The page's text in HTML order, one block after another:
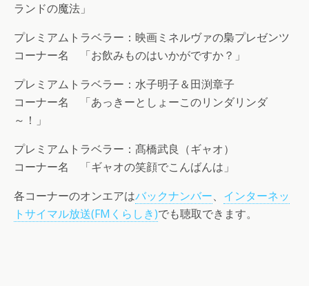
ランドの魔法」
プレミアムトラベラー：映画ミネルヴァの梟プレゼンツ
コーナー名 「お飲みものはいかがですか？」
プレミアムトラベラー：水子明子＆田渕章子
コーナー名 「あっきーとしょーこのリンダリンダ
～！」
プレミアムトラベラー：髙橋武良（ギャオ）
コーナー名 「ギャオの笑顔でこんばんは」
各コーナーのオンエアはバックナンバー、 インターネッ
トサイマル放送(FMくらしき)でも聴取できます。